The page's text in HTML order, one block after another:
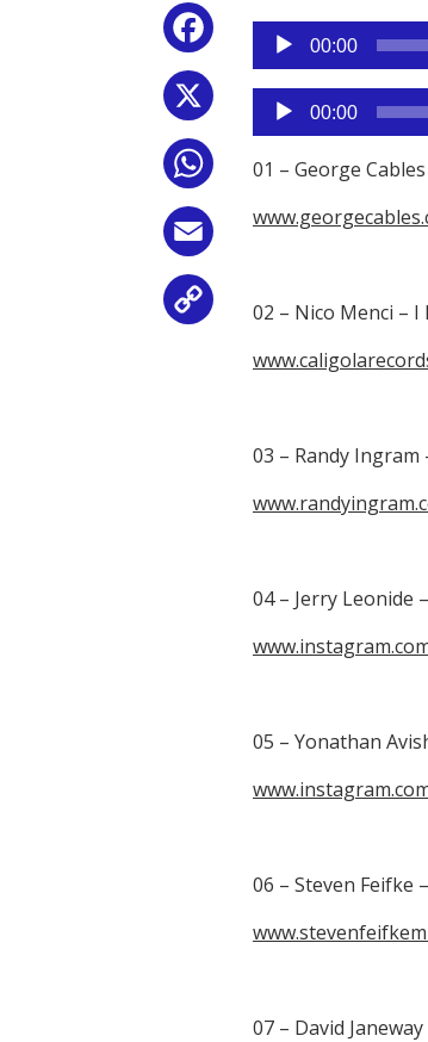
Facebook
WhatsApp
Email
Copy
Link
Reproductor
audio
00:00
Reproductor
de
audio
00:00
01 – George
02 – Nico Menci – I
03 – Randy Ingram
04 – Jerry Leonide
05 – Yonathan
06 – Steven Feifke
07 – David